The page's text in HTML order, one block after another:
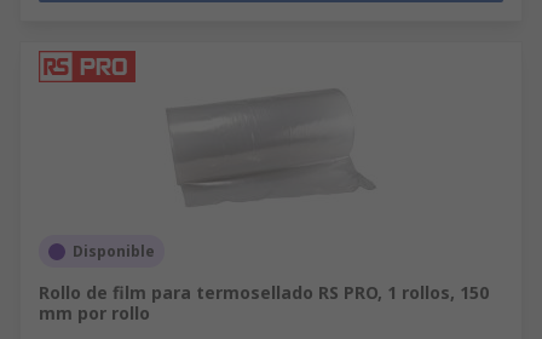
Disponible
Rollo de film para termosellado RS PRO, 1 rollos, 150
mm por rollo